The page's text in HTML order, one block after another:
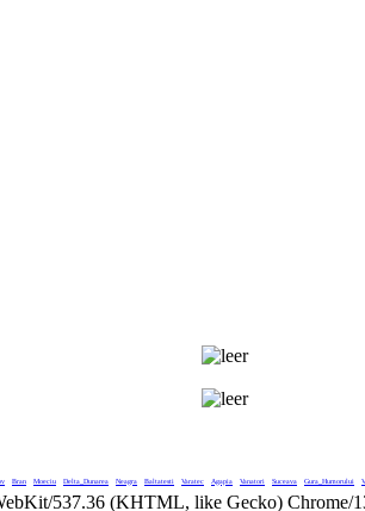
Bran Moeciu Delta_Dunarea Neagra Baltatesti Varatec Agapia Vanatori Suceava Gura_Humorului
537.36 (KHTML, like Gecko) Chrome/